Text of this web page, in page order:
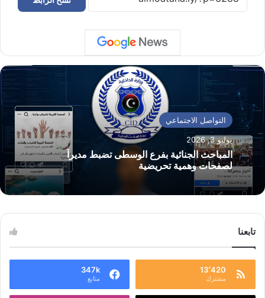
التواصل الاجتماعي
يوليو 3, 2026
المباحث الجنائية بفرع الوسطى تضبط مديراً
لصفحات وهمية تحريضية
تابعنا
13٬420
مشترك
347k
متابع